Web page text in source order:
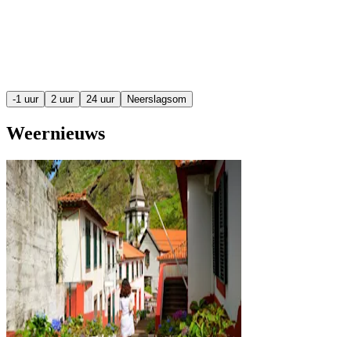
-1 uur 2 uur 24 uur Neerslagsom
Weernieuws